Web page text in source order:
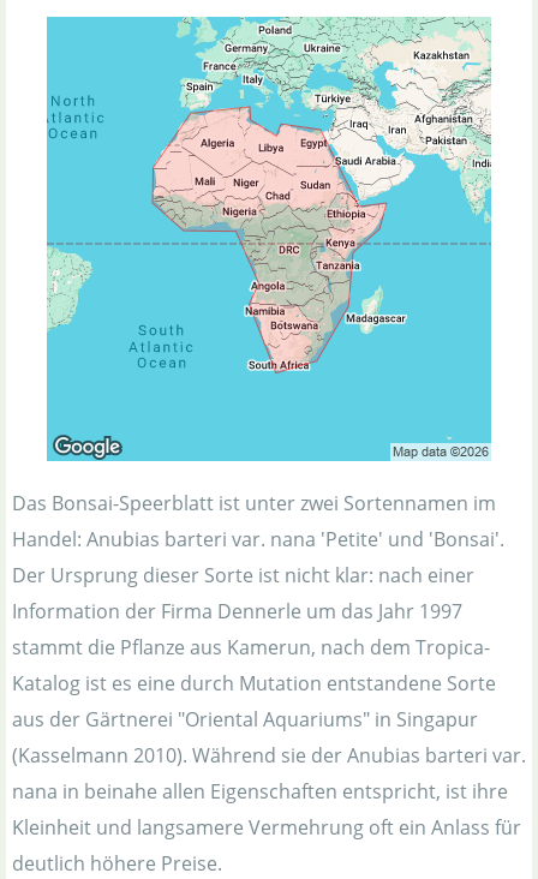
Das Bonsai-Speerblatt ist unter zwei Sortennamen im
Handel: Anubias barteri var. nana 'Petite' und 'Bonsai'.
Der Ursprung dieser Sorte ist nicht klar: nach einer
Information der Firma Dennerle um das Jahr 1997
stammt die Pflanze aus Kamerun, nach dem Tropica-
Katalog ist es eine durch Mutation entstandene Sorte
aus der Gärtnerei "Oriental Aquariums" in Singapur
(Kasselmann 2010). Während sie der Anubias barteri var.
nana in beinahe allen Eigenschaften entspricht, ist ihre
Kleinheit und langsamere Vermehrung oft ein Anlass für
deutlich höhere Preise.